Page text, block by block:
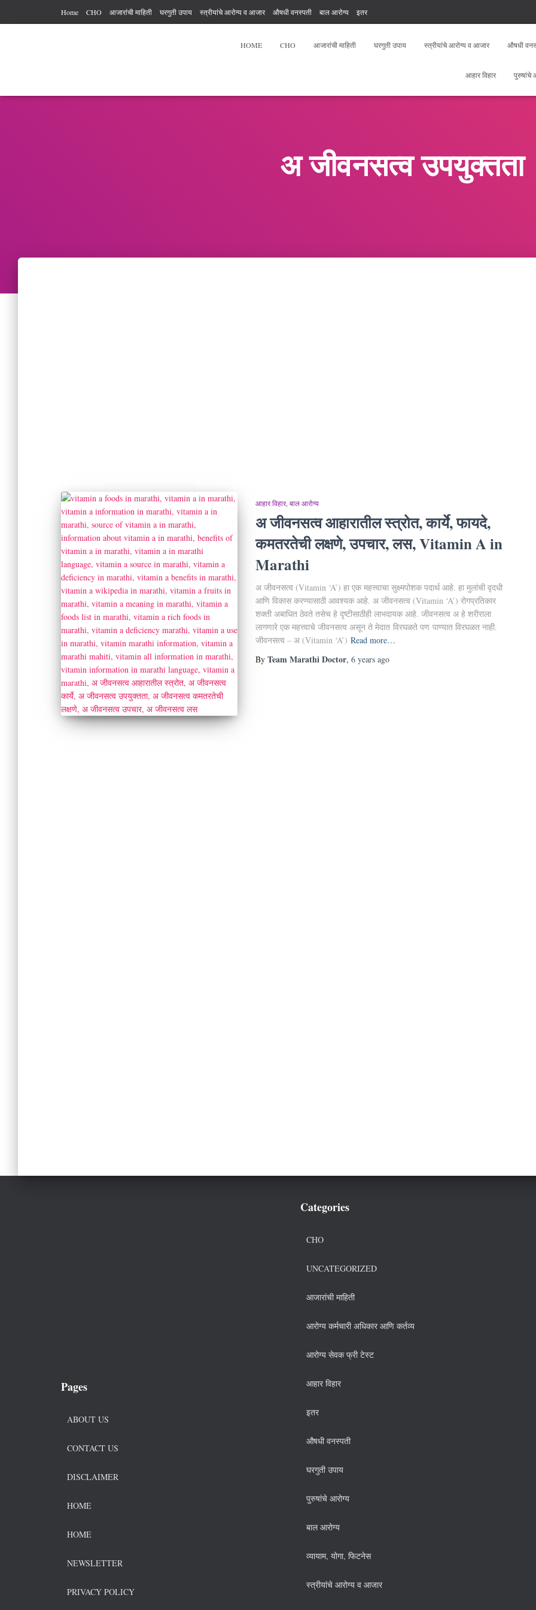
Home CHO आजारांची माहिती घरगुती उपाय स्त्रीयांचे आरोग्य व आजार औषधी वनस्पती बाल आरोग्य इतर
HOME
CHO आजारांची माहिती घरगुती उपाय स्त्रीयांचे आरोग्य व आजार औषधी
आहार विहार पुरुषांचे
अ जीवनसत्व उपयुक्तता
आहार विहार बाल आरोग्य
अ जीवनसत्व आहारातील स्त्रोत, कार्ये, फायदे,
कमतरतेची लक्षणे, उपचार, लस, Vitamin A in
Marathi
अ जीवनसत्व (Vitamin ‘A’) हा एक महत्त्वाचा सुक्ष्मपोशक पदार्थ आहे. हा मुलांची वृदधी
आणि विकास करण्यासाठी आवश्यक आहे. अ जीवनसत्व (Vitamin ‘A’) रोगप्रतिकार
शक्ती अबाधित ठेवते तसेच हे दृष्टीसाठीही लाभदायक आहे. जीवनसत्व अ हे शरीराला
लागणारे एक महत्त्वाचे जीवनसत्व असून ते मेदात विरघळते पण पाण्यात विरघळत नाही.
जीवनसत्व – अ (Vitamin ‘A’) Read more…
By Team Marathi Doctor, 6 years ago
Pages
ABOUT US
CONTACT US
DISCLAIMER
HOME
HOME
NEWSLETTER
PRIVACY POLICY
Categories
CHO
UNCATEGORIZED
आजारांची माहिती
आरोग्य कर्मचारी अधिकार आणि कर्तव्य
आरोग्य सेवक फ्री टेस्ट
आहार विहार
इतर
औषधी वनस्पती
घरगुती उपाय
पुरुषांचे आरोग्य
बाल आरोग्य
व्यायाम, योगा, फिटनेस
स्त्रीयांचे आरोग्य व आजार